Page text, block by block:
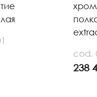
cod.
238